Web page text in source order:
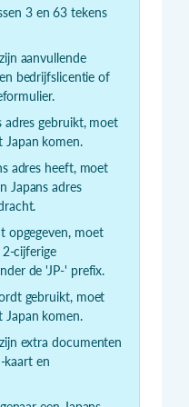
3 en 63 tekens
aanvullende
bedrijfslicentie of
adres gebruikt, moet
komen.
adres heeft, moet
Japans adres
opgegeven, moet
cijferige
de 'JP-' prefix.
gebruikt, moet
komen.
extra documenten
kaart en